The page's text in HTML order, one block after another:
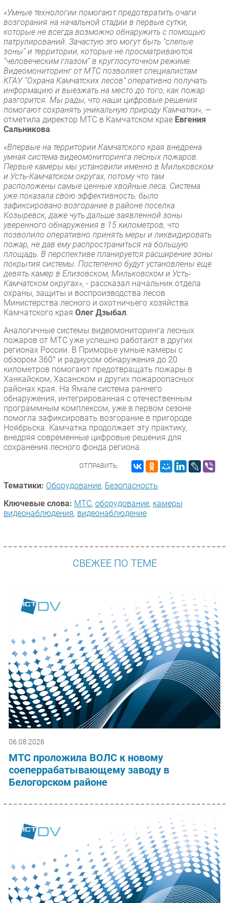
«Умные технологии помогают предотвратить очаги
возгорания на начальной стадии в первые сутки,
которые не всегда возможно обнаружить с помощью
патрулирований. Зачастую это могут быть “слепые
зоны” и территории, которые не просматриваются
“человеческим глазом” в круглосуточном режиме.
Видеомониторинг от МТС позволяет специалистам
КГАУ “Охрана Камчатских лесов” оперативно получать
информацию и выезжать на место до того, как пожар
разгорится. Мы рады, что наши цифровые решения
помогают сохранять уникальную природу Камчатки», —
отметила директор МТС в Камчатском крае Евгения
Сальникова
«Впервые на территории Камчатского края внедрена
умная система видеомониторинга лесных пожаров.
Первые камеры мы установили именно в Мильковском
и Усть-Камчатском округах, потому что там
расположены самые ценные хвойные леса. Система
уже показала свою эффективность: было
зафиксировано возгорание в районе поселка
Козыревск, даже чуть дальше заявленной зоны
уверенного обнаружения в 15 километров, что
позволило оперативно принять меры и ликвидировать
пожар, не дав ему распространиться на большую
площадь. В перспективе планируется расширение зоны
покрытия системы. Постепенно будут установлены еще
девять камер в Елизовском, Мильковском и Усть-
Камчатском округах», - рассказал начальник отдела
охраны, защиты и воспроизводства лесов
Министерства лесного и охотничьего хозяйства
Камчатского края Олег Дзыбал
Аналогичные системы видеомониторинга лесных
пожаров от МТС уже успешно работают в других
регионах России. В Приморье умные камеры с
обзором 360° и радиусом обнаружения до 20
километров помогают предотвращать пожары в
Ханкайском, Хасанском и других пожароопасных
районах края. На Ямале система раннего
обнаружения, интегрированная с отечественным
программным комплексом, уже в первом сезоне
помогла зафиксировать возгорание в пригороде
Ноябрьска. Камчатка продолжает эту практику,
внедряя современные цифровые решения для
сохранения лесного фонда региона.
ОТПРАВИТЬ:
Тематики: Оборудование, Безопасность
Ключевые слова: МТС, оборудование, камеры
видеонаблюдения, видеонаблюдение
СВЕЖЕЕ ПО ТЕМЕ
06.08.2026
МТС проложила ВОЛС к новому
соеперрабатывающему заводу в
Белогорском районе